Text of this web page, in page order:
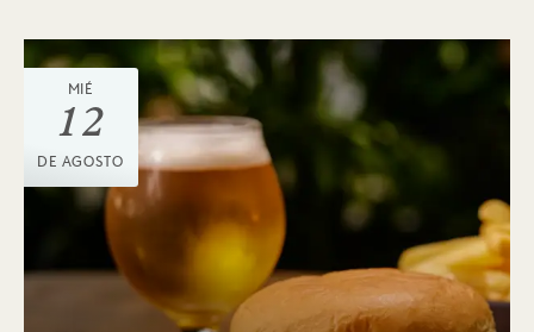
MIÉ
12
DE AGOSTO